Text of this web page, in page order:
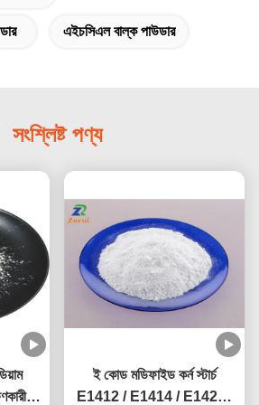
এইচসিএল বাল্ক পাউডার
সংশ্লিষ্ট পণ্য
ই কোড মডিফাইড কর্ন স্টার্চ
E1412 / E1414 / E1422 /